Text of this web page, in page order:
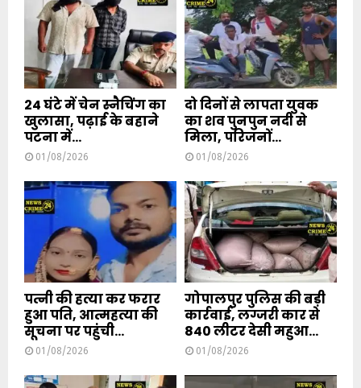
24 घंटे में चेन स्नैचिंग का
खुलासा, पढ़ाई के बहाने
पटना में...
01/08/2026
दो दिनों से लापता युवक
का शव पुनपुन नदी से
मिला, परिजनों...
01/08/2026
पत्नी की हत्या कर फरार
हुआ पति, आत्महत्या की
सूचना पर पहुंची...
01/08/2026
गोपालपुर पुलिस की बड़ी
कार्रवाई, लग्जरी कार से
840 लीटर देसी महुआ...
01/08/2026